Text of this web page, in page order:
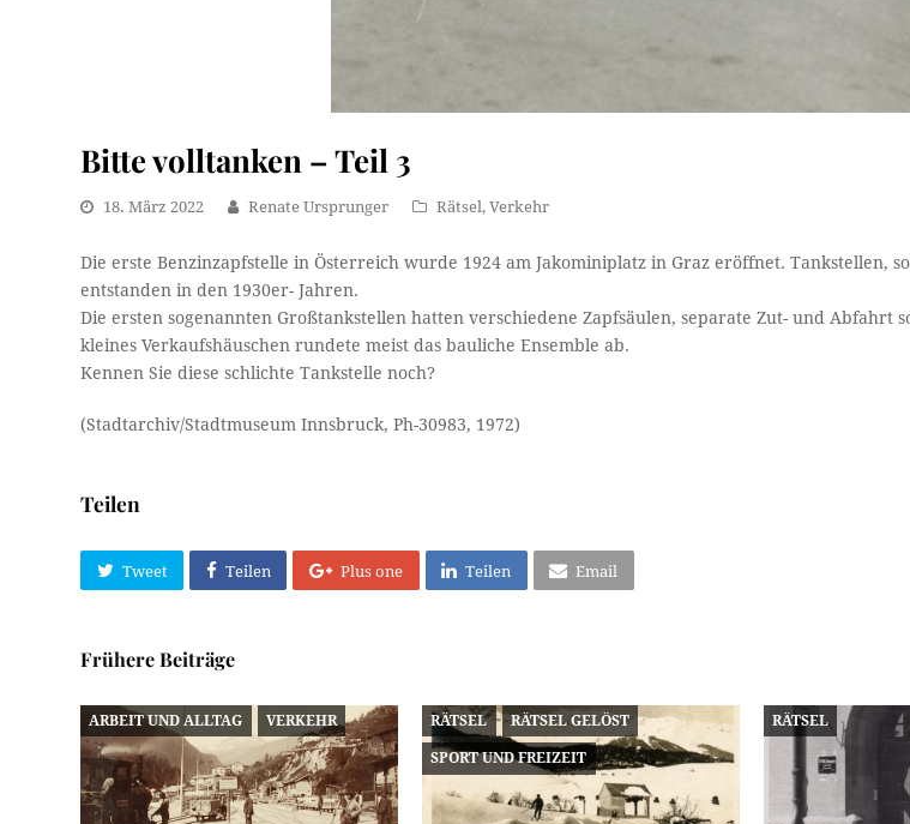
Bitte volltanken – Teil 3
18. März 2022 Renate Ursprunger Rätsel,Verkehr
Die erste Benzinzapfstelle in Österreich wurde 1924 am Jakominiplatz in Graz eröffnet. Tankstellen,
entstanden in den 1930er- Jahren.
Die ersten sogenannten Großtankstellen hatten verschiedene Zapfsäulen, separate Zut- und Abfahrt
kleines Verkaufshäuschen rundete meist das bauliche Ensemble ab.
Kennen Sie diese schlichte Tankstelle noch?
(Stadtarchiv/Stadtmuseum Innsbruck, Ph-30983, 1972)
Teilen
Tweet Teilen Plus one Teilen Email
Frühere Beiträge
ARBEIT UND ALLTAG VERKEHR RÄTSEL RÄTSEL GELÖST
SPORT UND FREIZEIT
RÄTSEL